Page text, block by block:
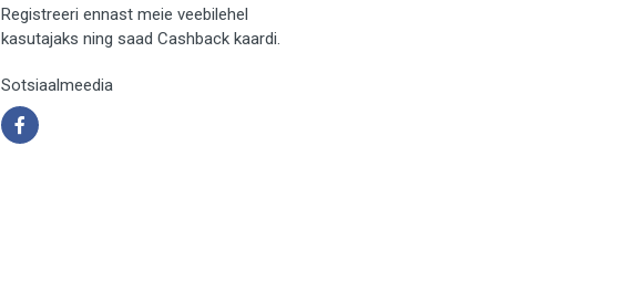
Registreeri ennast meie veebilehel
kasutajaks ning saad Cashback kaardi.
Sotsiaalmeedia